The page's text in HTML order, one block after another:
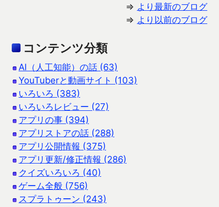
⇒ より最新のブログ
⇒ より以前のブログ
コンテンツ分類
AI（人工知能）の話 (63)
YouTuberと動画サイト (103)
いろいろ (383)
いろいろレビュー (27)
アプリの事 (394)
アプリストアの話 (288)
アプリ公開情報 (375)
アプリ更新/修正情報 (286)
クイズいろいろ (40)
ゲーム全般 (756)
スプラトゥーン (243)